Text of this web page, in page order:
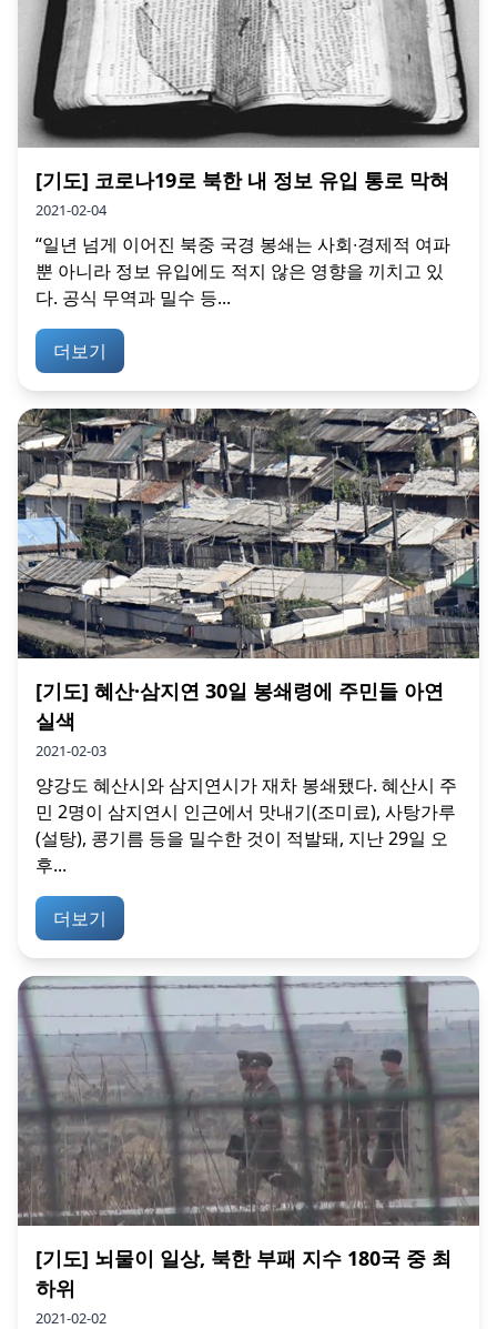
[기도] 코로나19로 북한 내 정보 유입 통로 막혀
2021-02-04
“일년 넘게 이어진 북중 국경 봉쇄는 사회∙경제적 여파
뿐 아니라 정보 유입에도 적지 않은 영향을 끼치고 있
다. 공식 무역과 밀수 등...
더보기
[기도] 혜산·삼지연 30일 봉쇄령에 주민들 아연
실색
2021-02-03
양강도 혜산시와 삼지연시가 재차 봉쇄됐다. 혜산시 주
민 2명이 삼지연시 인근에서 맛내기(조미료), 사탕가루
(설탕), 콩기름 등을 밀수한 것이 적발돼, 지난 29일 오
후...
더보기
[기도] 뇌물이 일상, 북한 부패 지수 180국 중 최
하위
2021-02-02